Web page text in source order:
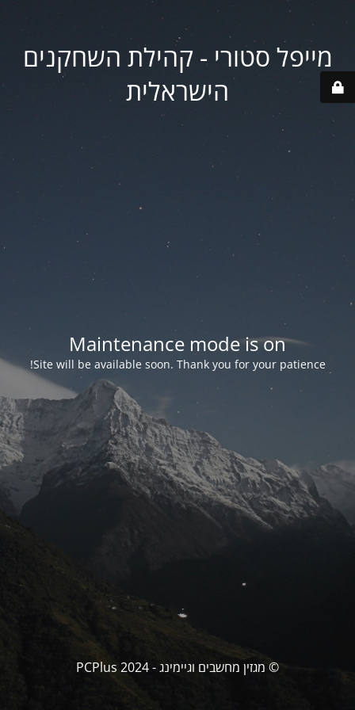
מייפל סטורי - קהילת השחקנים
הישראלית
Maintenance mode is on
Site will be available soon. Thank you for your patience!
© מגזין מחשבים וגיימינג - PCPlus 2024